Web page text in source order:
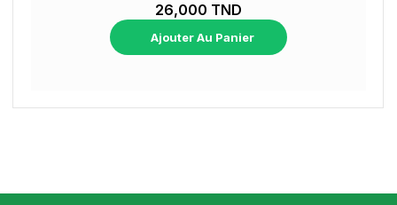
26,000 TND
Ajouter Au Panier